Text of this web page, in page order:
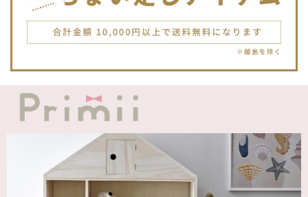
blanco ブランコ | ダブルボアブランケット ベビー double boa blanket ホワイト 無地
発送も届くのも早かったです！バースデーバルーンも入って
て嬉しかったです🎈誕生日に使わせて頂きます🫶
Adnil LAND アドニルランド | PULL ALONG PUPPY からだをくねくねさせながらついてくる プル アロング パピー プルトイ 木のおもちゃ
2025/12/02